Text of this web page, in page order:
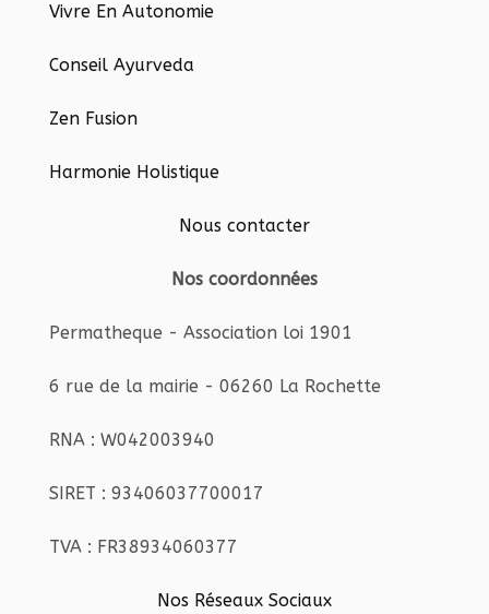
Vivre En Autonomie
Conseil Ayurveda
Zen Fusion
Harmonie Holistique
Nous contacter
Nos coordonnées
Permatheque - Association loi 1901
6 rue de la mairie - 06260 La Rochette
RNA : W042003940
SIRET : 93406037700017
TVA : FR38934060377
Nos Réseaux Sociaux